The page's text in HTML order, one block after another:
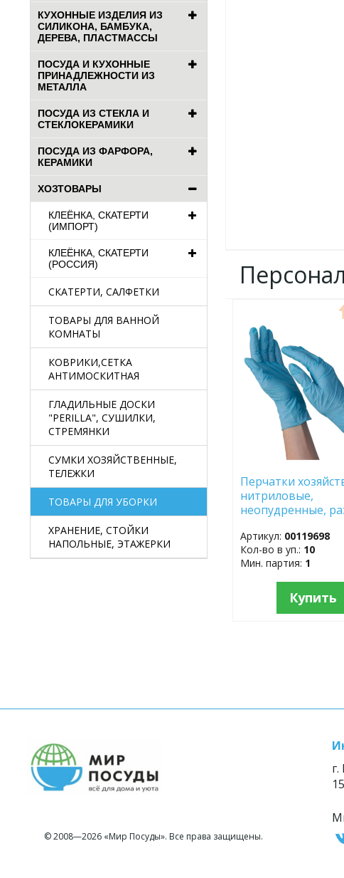
КУХОННЫЕ ИЗДЕЛИЯ ИЗ
СИЛИКОНА, БАМБУКА,
ДЕРЕВА, ПЛАСТМАССЫ
ПОСУДА И КУХОННЫЕ
ПРИНАДЛЕЖНОСТИ ИЗ
МЕТАЛЛА
ПОСУДА ИЗ СТЕКЛА И
СТЕКЛОКЕРАМИКИ
ПОСУДА ИЗ ФАРФОРА,
КЕРАМИКИ
ХОЗТОВАРЫ
КЛЕЁНКА, СКАТЕРТИ
(ИМПОРТ)
КЛЕЁНКА, СКАТЕРТИ
(РОССИЯ)
СКАТЕРТИ, САЛФЕТКИ
ТОВАРЫ ДЛЯ ВАННОЙ
КОМНАТЫ
КОВРИКИ,СЕТКА
АНТИМОСКИТНАЯ
ГЛАДИЛЬНЫЕ ДОСКИ
"PERILLA", СУШИЛКИ,
СТРЕМЯНКИ
СУМКИ ХОЗЯЙСТВЕННЫЕ,
ТЕЛЕЖКИ
ТОВАРЫ ДЛЯ УБОРКИ
ХРАНЕНИЕ, СТОЙКИ
НАПОЛЬНЫЕ, ЭТАЖЕРКИ
В
ИЗБРАННОЕ
Перчатки
нитриловые,
неопудренные,
Артикул: 00119698
Кол-во в уп.: 10
Мин. партия: 1
Купить
© 2008—2026 «Мир Посуды». Все права защищены.
15